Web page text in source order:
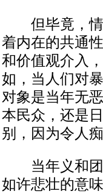
但毕竟，情
着内在的共通
和价值观介入
如，当人们对
对象是当年无
本民众，还是
别，因为令人
当年义和团
如许悲壮的意